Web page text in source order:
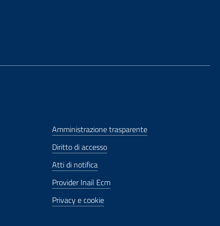
Amministrazione trasparente
Diritto di accesso
Atti di notifica
Provider Inail Ecm
Privacy e cookie